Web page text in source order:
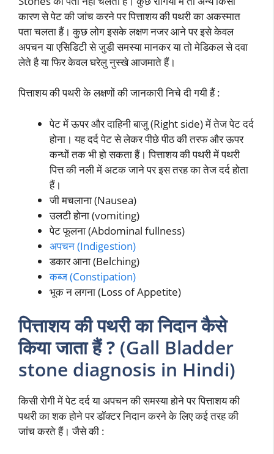
कारण से पेट की जांच करने पर पित्ताशय की पथरी का अकस्मात
पता चलता हैं। कुछ लोग इसके लक्षण नजर आने पर इसे केवल
अपचन या एसिडिटी से जुडी समस्या मानकर या तो मेडिकल से दवा
लेते है या फिर केवल घरेलु नुस्खे आजमाते हैं।
पित्ताशय की पथरी के लक्षणों की जानकारी निचे दी गयी हैं :
पेट में ऊपर और दाहिनी बाजु (Right side) में तेज पेट दर्द
होना। यह दर्द पेट से लेकर पीछे पीठ की तरफ और ऊपर
कन्धों तक भी हो सकता हैं। पित्ताशय की पथरी में पथरी
पित्त की नली में अटक जाने पर इस तरह का तेज दर्द होता
हैं।
जी मचलाना (Nausea)
उलटी होना (vomiting)
पेट फूलना (Abdominal fullness)
अपचन (Indigestion)
डकार आना (Belching)
कब्ज (Constipation)
भूक न लगना (Loss of Appetite)
पित्ताशय की पथरी का निदान कैसे
किया जाता हैं ? (Gall Bladder
stone diagnosis in Hindi)
किसी रोगी में पेट दर्द या अपचन की समस्या होने पर पित्ताशय की
पथरी का शक होने पर डॉक्टर निदान करने के लिए कई तरह की
जांच करते हैं। जैसे की :